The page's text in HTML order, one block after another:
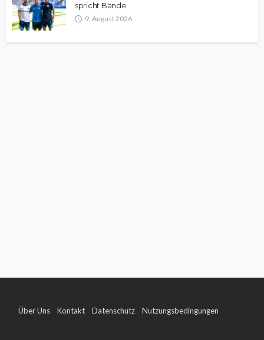
spricht Bände
9. August 2026
Über Uns Kontakt Datenschutz Nutzungsbedingungen